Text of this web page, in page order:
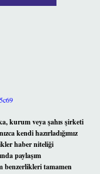
kurum veya şahıs şirketi
kendi hazırladığımız
haber niteliği
paylaşım
benzerlikleri tamamen